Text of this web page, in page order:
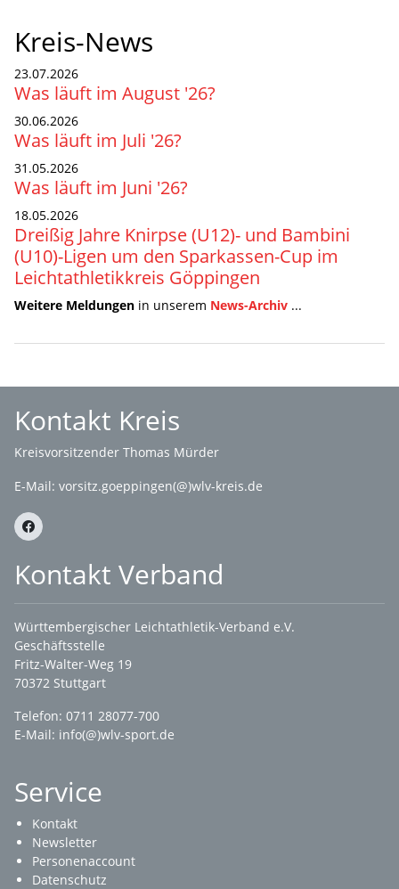
Kreis-News
23.07.2026
Was läuft im August '26?
30.06.2026
Was läuft im Juli '26?
31.05.2026
Was läuft im Juni '26?
18.05.2026
Dreißig Jahre Knirpse (U12)- und Bambini
(U10)-Ligen um den Sparkassen-Cup im
Leichtathletikkreis Göppingen
Weitere Meldungen in unserem News-Archiv ...
Kontakt Kreis
Kreisvorsitzender Thomas Mürder
E-Mail: vorsitz.goeppingen(@)wlv-kreis.de
Kontakt Verband
Württembergischer Leichtathletik-Verband e.V.
Geschäftsstelle
Fritz-Walter-Weg 19
70372 Stuttgart
Telefon: 0711 28077-700
E-Mail: info(@)wlv-sport.de
Service
Kontakt
Newsletter
Personenaccount
Datenschutz